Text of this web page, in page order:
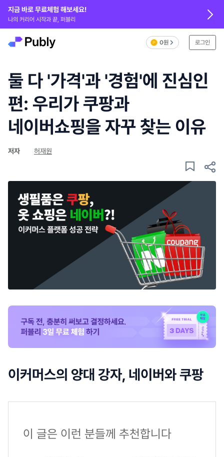
지금 바로 무료체험 해보세요!
나의 커리어 시작과 끝, 퍼블리
0원 로그인
둘 다 '가격'과 '경험'에 진심인
편: 우리가 쿠팡과
네이버쇼핑을 자꾸 찾는 이유
저자 허재원
이커머스의 양대 강자, 네이버와 쿠팡
이 글은 이런 분들께 추천합니다